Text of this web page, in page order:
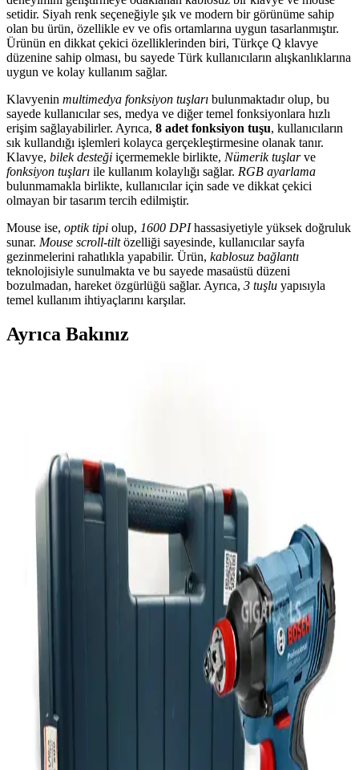
setidir. Siyah renk seçeneğiyle şık ve modern bir görünüme sahip
olan bu ürün, özellikle ev ve ofis ortamlarına uygun tasarlanmıştır.
Ürünün en dikkat çekici özelliklerinden biri, Türkçe Q klavye
düzenine sahip olması, bu sayede Türk kullanıcıların alışkanlıklarına
uygun ve kolay kullanım sağlar.
Klavyenin multimedya fonksiyon tuşları bulunmaktadır olup, bu
sayede kullanıcılar ses, medya ve diğer temel fonksiyonlara hızlı
erişim sağlayabilirler. Ayrıca, 8 adet fonksiyon tuşu, kullanıcıların
sık kullandığı işlemleri kolayca gerçekleştirmesine olanak tanır.
Klavye, bilek desteği içermemekle birlikte, Nümerik tuşlarve
fonksiyon tuşları ile kullanım kolaylığı sağlar. RGB ayarlama
bulunmamakla birlikte, kullanıcılar için sade ve dikkat çekici
olmayan bir tasarım tercih edilmiştir.
Mouse ise, optik tipi olup, 1600 DPIhassasiyetiyle yüksek doğruluk
sunar. Mouse scroll-tiltözelliği sayesinde, kullanıcılar sayfa
gezinmelerini rahatlıkla yapabilir. Ürün, kablosuz bağlantı
teknolojisiyle sunulmakta ve bu sayede masaüstü düzeni
bozulmadan, hareket özgürlüğü sağlar. Ayrıca, 3 tuşlu yapısıyla
temel kullanım ihtiyaçlarını karşılar.
Ayrıca Bakınız
sayesinde nadiren gerçekleşir. Basit ayarlarla riskler azaltılabilir.
TP-Link'in Wi-Fi 8 Teknolojisi Denemeleri ve 2028'e
Kadar Beklenen Yaygınlaşma
TP-Link, Wi-Fi 8 teknolojisinde başarılı denemeler gerçekleştirdi.
Bu teknoloji, düşük gecikme ve yüksek güvenilirlik sunmayı
hedefliyor ancak yaygınlaşması 2028'e kadar sürecek. Altyapı ve
maliyet önemli faktörler.
8BitDo Pro 3 Kablosuz Oyun Kumandası:
Değiştirilebilir Tuşlar ve TMR Teknolojisiyle Yenilik
8BitDo Pro 3, değiştirilebilir ABXY tuşları ve dayanıklı TMR
joystick teknolojisiyle farklı platformlarda kişiselleştirilebilir oyun
deneyimi sunar. Batarya değişimi olmaması ve 250Hz anketleme
hızı bazı kullanıcılar için sınırlamalar oluşturabilir.
Ugreen CAT6 Yassı Ethernet Kablosu: Yüksek Hız
ve Dayanıklılık Sunan Pratik Bağlantı Çözümü